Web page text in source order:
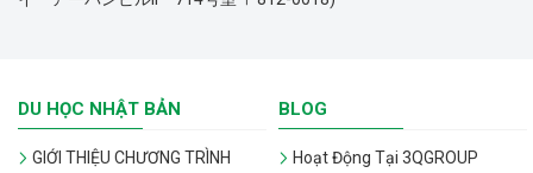
DU HỌC NHẬT BẢN
GIỚI THIỆU CHƯƠNG TRÌNH
BLOG
Hoạt Động Tại 3QGROUP